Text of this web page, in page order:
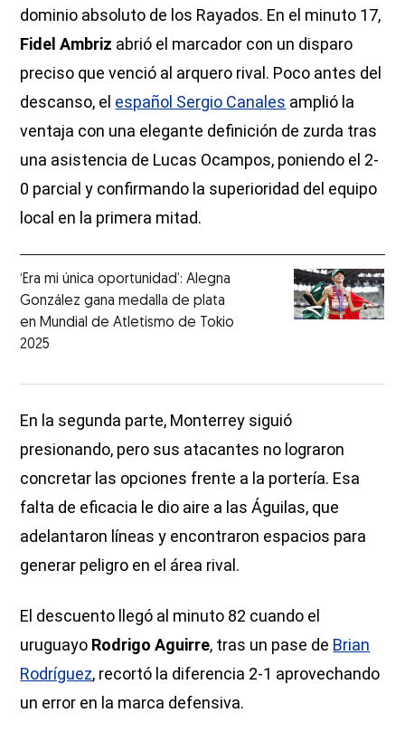
dominio absoluto de los Rayados. En el minuto 17,
Fidel Ambriz abrió el marcador con un disparo
preciso que venció al arquero rival. Poco antes del
descanso, el español Sergio Canales amplió la
ventaja con una elegante definición de zurda tras
una asistencia de Lucas Ocampos, poniendo el 2-
0 parcial y confirmando la superioridad del equipo
local en la primera mitad.
‘Era mi única oportunidad’: Alegna
González gana medalla de plata
en Mundial de Atletismo de Tokio
2025
En la segunda parte, Monterrey siguió
presionando, pero sus atacantes no lograron
concretar las opciones frente a la portería. Esa
falta de eficacia le dio aire a las Águilas, que
adelantaron líneas y encontraron espacios para
generar peligro en el área rival.
El descuento llegó al minuto 82 cuando el
uruguayo Rodrigo Aguirre, tras un pase de Brian
Rodríguez, recortó la diferencia 2-1 aprovechando
un error en la marca defensiva.